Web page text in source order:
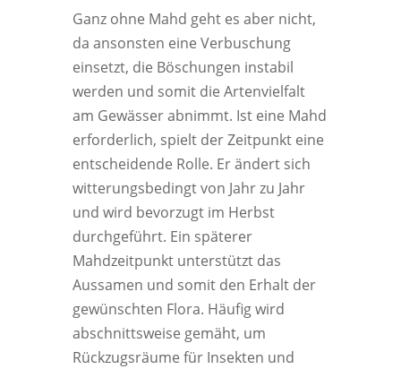
Ganz ohne Mahd geht es aber nicht,
da ansonsten eine Verbuschung
einsetzt, die Böschungen instabil
werden und somit die Artenvielfalt
am Gewässer abnimmt. Ist eine Mahd
erforderlich, spielt der Zeitpunkt eine
entscheidende Rolle. Er ändert sich
witterungsbedingt von Jahr zu Jahr
und wird bevorzugt im Herbst
durchgeführt. Ein späterer
Mahdzeitpunkt unterstützt das
Aussamen und somit den Erhalt der
gewünschten Flora. Häufig wird
abschnittsweise gemäht, um
Rückzugsräume für Insekten und